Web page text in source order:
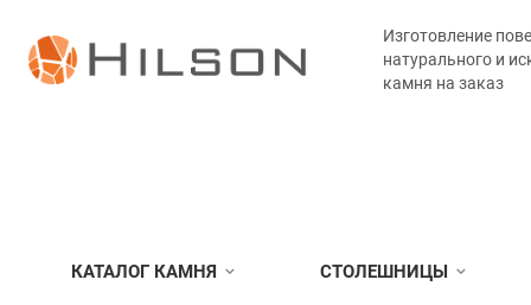
Изготовление
натурального и
камня на заказ
КАТАЛОГ КАМНЯ СТОЛЕШНИЦЫ